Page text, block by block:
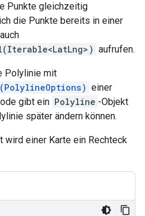
Punkte gleichzeitig
die Punkte bereits in einer
aufrufen.
Polylinie mit
einer
gibt ein Polyline -Objekt
später ändern können.
wird einer Karte ein Rechteck